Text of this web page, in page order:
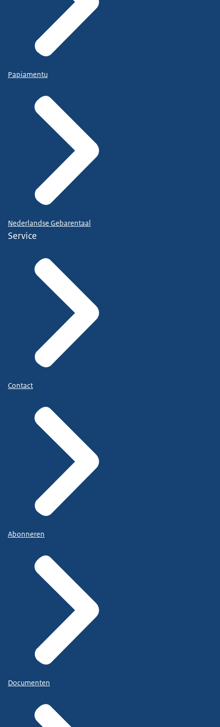
Papiamentu
Nederlandse Gebarentaal
Service
Contact
Abonneren
Documenten